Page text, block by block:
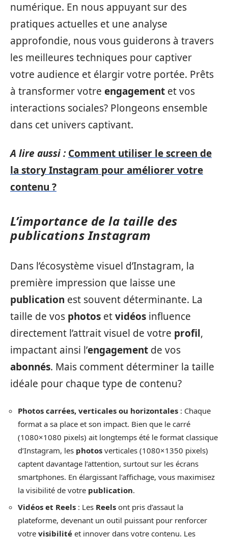
numérique. En nous appuyant sur des
pratiques actuelles et une analyse
approfondie, nous vous guiderons à travers
les meilleures techniques pour captiver
votre audience et élargir votre portée. Prêts
à transformer votre engagement et vos
interactions sociales? Plongeons ensemble
dans cet univers captivant.
A lire aussi : Comment utiliser le screen de
la story Instagram pour améliorer votre
contenu ?
L’importance de la taille des
publications Instagram
Dans l’écosystème visuel d’Instagram, la
première impression que laisse une
publication est souvent déterminante. La
taille de vos photos etvidéos influence
directement l’attrait visuel de votre profil,
impactant ainsi l’engagement de vos
abonnés. Mais comment déterminer la taille
idéale pour chaque type de contenu?
Photos carrées, verticales ou horizontales : Chaque
format a sa place et son impact. Bien que le carré
(1080×1080 pixels) ait longtemps été le format classique
d’Instagram, les photos verticales (1080×1350 pixels)
captent davantage l’attention, surtout sur les écrans
smartphones. En élargissant l’affichage, vous maximisez
la visibilité de votre publication.
Vidéos et Reels : Les Reels ont pris d’assaut la
plateforme, devenant un outil puissant pour renforcer
votre visibilité et innover dans votre contenu. Les